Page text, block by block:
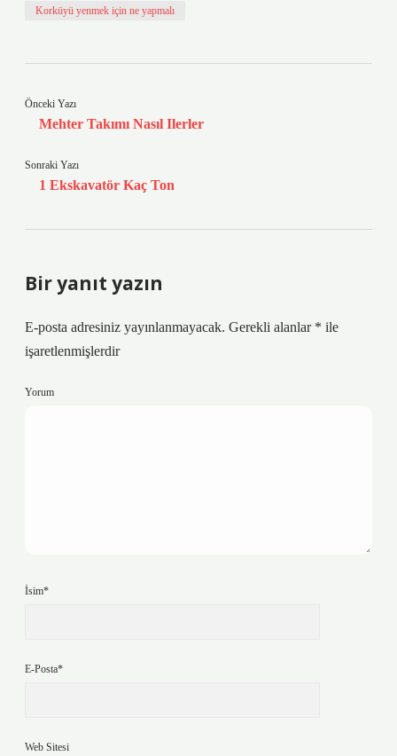
Korküyü yenmek için ne yapmalı
Önceki Yazı
Mehter Takımı Nasıl Ilerler
Sonraki Yazı
1 Ekskavatör Kaç Ton
Bir yanıt yazın
E-posta adresiniz yayınlanmayacak. Gerekli alanlar * ile
işaretlenmişlerdir
Yorum
İsim*
E-Posta*
Web Sitesi